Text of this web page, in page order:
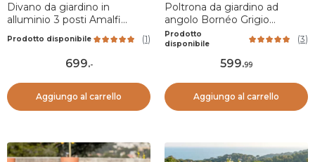
Divano da giardino in
alluminio 3 posti Amalfi
Prodotto disponibile (1)
699.-
Aggiungo al carrello
Poltrona da giardino ad
angolo Bornéo Grigio
antracite
Prodotto
disponibile
(3)
599.99
Aggiungo al carrello